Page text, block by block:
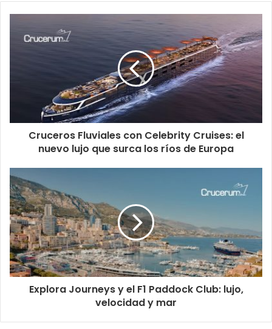
Cruceros Fluviales con Celebrity Cruises: el
nuevo lujo que surca los ríos de Europa
Explora Journeys y el F1 Paddock Club: lujo,
velocidad y mar